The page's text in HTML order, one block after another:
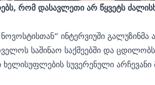
,რომდასავლეთიარ წყვეტს
ინტერვიუში გალუზინმა
საშინაო საქმეებში და
სუვერენული არჩევანი